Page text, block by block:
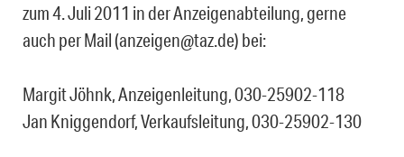
zum 4. Juli 2011 in der Anzeigenabteilung, gerne
auch per Mail (anzeigen@taz.de) bei:
Margit Jöhnk, Anzeigenleitung, 030-25902-118
Jan Kniggendorf, Verkaufsleitung, 030-25902-130